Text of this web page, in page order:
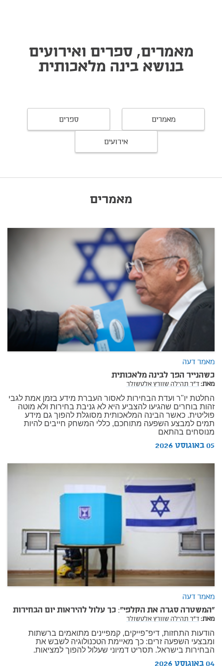
מאמרים, ספרים ואירועים
בנושא בינה מלאכותית
מאמרים ספרים
אירועים
מאמרים
מאמר דעה
כשהנייר הפך לבינה מלאכותית
מאת:ד"ר תהילה שוורץ אלטשולר
החלטת יו"ר ועדת הבחירות לאסור העברת מידע בזמן אמת לגבי
זהות בוחרים שהגיעו להצביע היא לא גניבת בחירות ולא מוטה
פוליטית. כאשר הבינה המלאכותית מסוגלת להפוך גם מידע
תמים למבצע השפעה מתוחכם, כללי המשחק חייבים להיות
מנוסחים בהתאם
05 באוגוסט 2026
מאמר דעה
"המשטרה סגרה את הקלפי": כך עלול להיראות יום הבחירות
מאת:ד"ר תהילה שוורץ אלטשולר
הודעות התחזות, דיפ־פייקים, קמפיינים מתואמים ברשתות
ומבצעי השפעה זרים: כך מאיימת הטכנולוגיה לשבש את
הבחירות בישראל. תסריט דמיוני שעלול להפוך למציאות.